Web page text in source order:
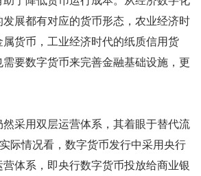
展都有对应的货币形态，农业经济时
货币，工业经济时代的纸质信用货
要数字货币来完善金融基础设施，更
采用双层运营体系，其着眼于替代流
际情况看，数字货币发行中采用央行
体系，即央行数字货币投放给商业银